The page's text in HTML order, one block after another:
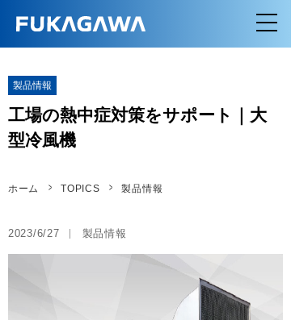
製品情報
工場の熱中症対策をサポート｜大
型冷風機
ホーム TOPICS 製品情報
2023/6/27 製品情報